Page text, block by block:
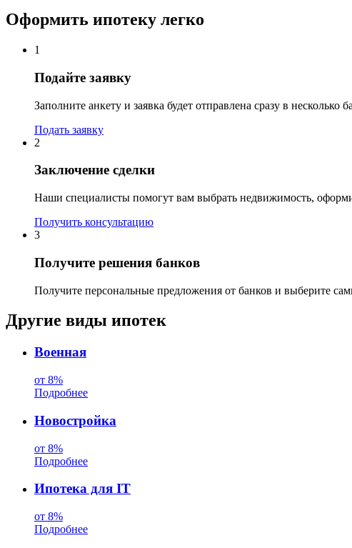
Оформить ипотеку легко
1
Подайте заявку
Заполните анкету и заявка будет отправлена сразу в несколько
Подать заявку
2
Заключение сделки
Наши специалисты помогут вам выбрать недвижимость,
Получить консультацию
3
Получите решения банков
Получите персональные предложения от банков и выберите
Другие виды ипотек
Военная
от 8%
Подробнее
Новостройка
от 8%
Подробнее
Ипотека для IT
от 8%
Подробнее